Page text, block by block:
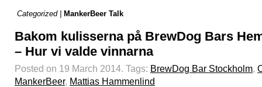
Categorized | MankerBeer Talk
Bakom kulisserna på BrewDog Bars
– Hur vi valde vinnarna
Posted on 19 March 2014. Tags: BrewDog Bar Stockholm,
MankerBeer, Mattias Hammenlind